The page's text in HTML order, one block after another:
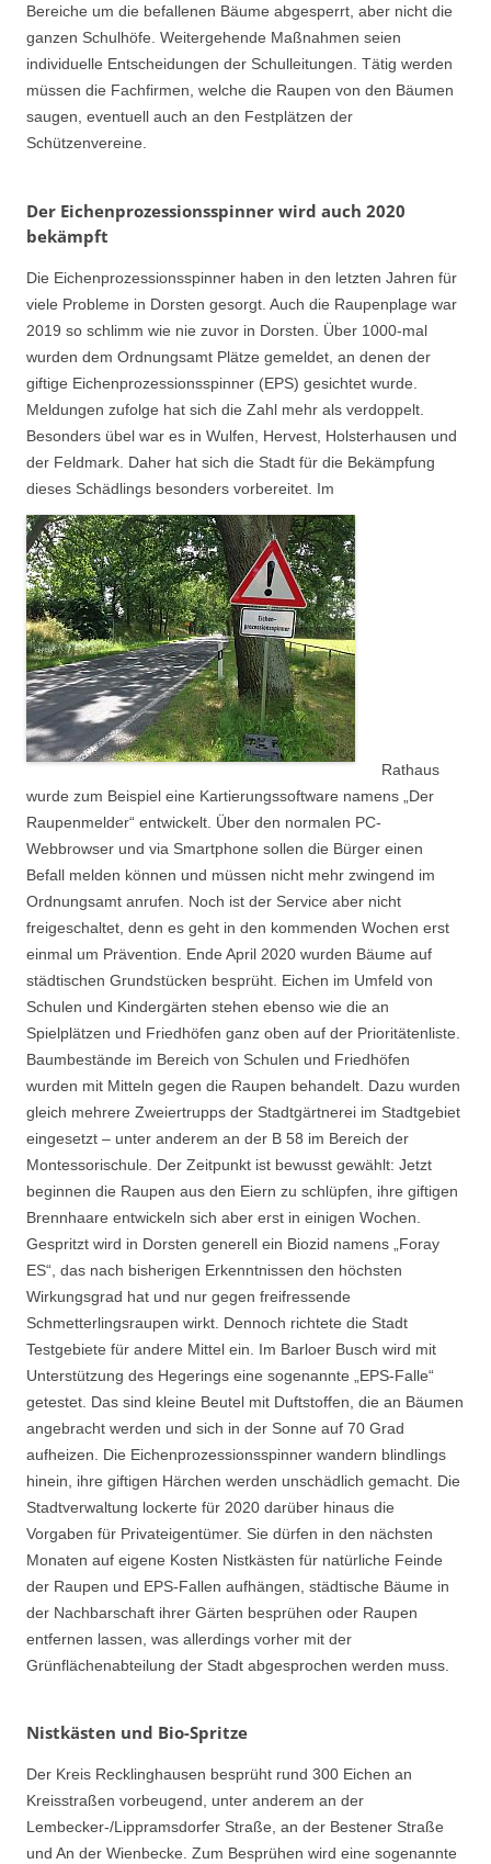
Bereiche um die befallenen Bäume abgesperrt, aber nicht die
ganzen Schulhöfe. Weitergehende Maßnahmen seien
individuelle Entscheidungen der Schulleitungen. Tätig werden
müssen die Fachfirmen, welche die Raupen von den Bäumen
saugen, eventuell auch an den Festplätzen der
Schützenvereine.
Der Eichenprozessionsspinner wird auch 2020
bekämpft
Die Eichenprozessionsspinner haben in den letzten Jahren für
viele Probleme in Dorsten gesorgt. Auch die Raupenplage war
2019 so schlimm wie nie zuvor in Dorsten. Über 1000-mal
wurden dem Ordnungsamt Plätze gemeldet, an denen der
giftige Eichenprozessionsspinner (EPS) gesichtet wurde.
Meldungen zufolge hat sich die Zahl mehr als verdoppelt.
Besonders übel war es in Wulfen, Hervest, Holsterhausen und
der Feldmark. Daher hat sich die Stadt für die Bekämpfung
dieses Schädlings besonders vorbereitet. Im
Rathaus
wurde zum Beispiel eine Kartierungssoftware namens „Der
Raupenmelder“ entwickelt. Über den normalen PC-
Webbrowser und via Smartphone sollen die Bürger einen
Befall melden können und müssen nicht mehr zwingend im
Ordnungsamt anrufen. Noch ist der Service aber nicht
freigeschaltet, denn es geht in den kommenden Wochen erst
einmal um Prävention. Ende April 2020 wurden Bäume auf
städtischen Grundstücken besprüht. Eichen im Umfeld von
Schulen und Kindergärten stehen ebenso wie die an
Spielplätzen und Friedhöfen ganz oben auf der Prioritätenliste.
Baumbestände im Bereich von Schulen und Friedhöfen
wurden mit Mitteln gegen die Raupen behandelt. Dazu wurden
gleich mehrere Zweiertrupps der Stadtgärtnerei im Stadtgebiet
eingesetzt – unter anderem an der B 58 im Bereich der
Montessorischule. Der Zeitpunkt ist bewusst gewählt: Jetzt
beginnen die Raupen aus den Eiern zu schlüpfen, ihre giftigen
Brennhaare entwickeln sich aber erst in einigen Wochen.
Gespritzt wird in Dorsten generell ein Biozid namens „Foray
ES“, das nach bisherigen Erkenntnissen den höchsten
Wirkungsgrad hat und nur gegen freifressende
Schmetterlingsraupen wirkt. Dennoch richtete die Stadt
Testgebiete für andere Mittel ein. Im Barloer Busch wird mit
Unterstützung des Hegerings eine sogenannte „EPS-Falle“
getestet. Das sind kleine Beutel mit Duftstoffen, die an Bäumen
angebracht werden und sich in der Sonne auf 70 Grad
aufheizen. Die Eichenprozessionsspinner wandern blindlings
hinein, ihre giftigen Härchen werden unschädlich gemacht. Die
Stadtverwaltung lockerte für 2020 darüber hinaus die
Vorgaben für Privateigentümer. Sie dürfen in den nächsten
Monaten auf eigene Kosten Nistkästen für natürliche Feinde
der Raupen und EPS-Fallen aufhängen, städtische Bäume in
der Nachbarschaft ihrer Gärten besprühen oder Raupen
entfernen lassen, was allerdings vorher mit der
Grünflächenabteilung der Stadt abgesprochen werden muss.
Nistkästen und Bio-Spritze
Der Kreis Recklinghausen besprüht rund 300 Eichen an
Kreisstraßen vorbeugend, unter anderem an der
Lembecker-/Lippramsdorfer Straße, an der Bestener Straße
und An der Wienbecke. Zum Besprühen wird eine sogenannte